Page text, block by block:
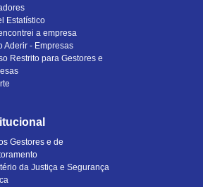
Estatístico
a empresa
Aderir - Empresas
Restrito para Gestores e
Gestores e de
da Justiça e Segurança